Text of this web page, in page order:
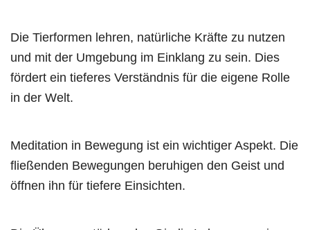
Die Tierformen lehren, natürliche Kräfte zu nutzen
und mit der Umgebung im Einklang zu sein. Dies
fördert ein tieferes Verständnis für die eigene Rolle
in der Welt.
Meditation in Bewegung ist ein wichtiger Aspekt. Die
fließenden Bewegungen beruhigen den Geist und
öffnen ihn für tiefere Einsichten.